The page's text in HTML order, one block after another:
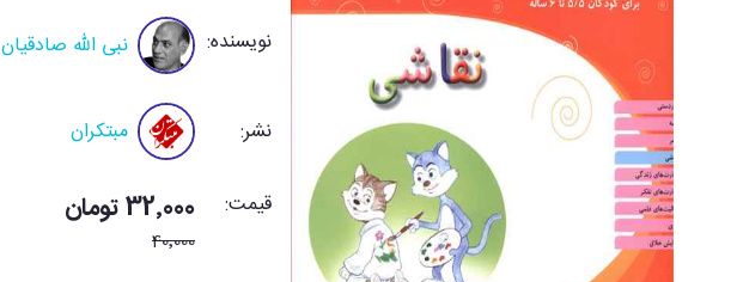
نویسنده: نبی الله صادقیان
نشر: مبتکران
قیمت: 32٬000 تومان
40٬000